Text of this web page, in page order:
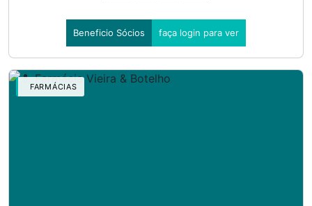
Beneficio Sócios faça login para ver
FARMÁCIAS